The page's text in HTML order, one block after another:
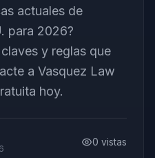
actuales de
para 2026?
y reglas que
a Vasquez Law
hoy.
0 vistas